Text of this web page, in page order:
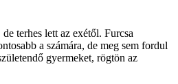
terhes lett az exétől. Furcsa
a számára, de meg sem fordul
gyermeket, rögtön az